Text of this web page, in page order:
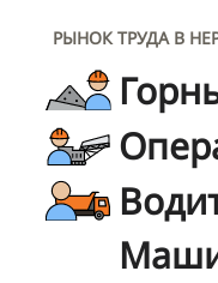
РЫНОК ТРУДА В